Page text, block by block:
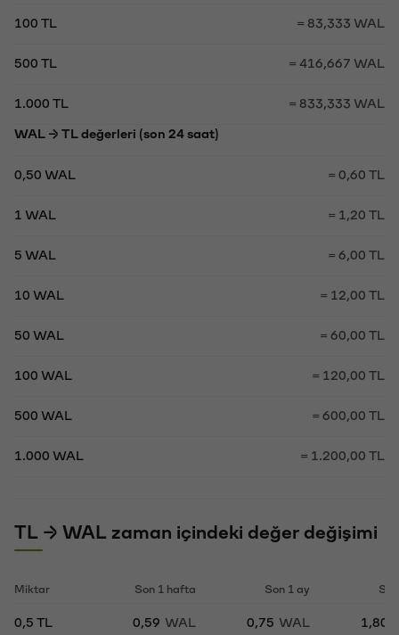
100 TL = 83,333 WAL
500 TL = 416,667 WAL
1.000 TL = 833,333 WAL
WAL → TL değerleri (son 24 saat)
0,50 WAL = 0,60 TL
1 WAL = 1,20 TL
5 WAL = 6,00 TL
10 WAL = 12,00 TL
50 WAL = 60,00 TL
100 WAL = 120,00 TL
500 WAL = 600,00 TL
1.000 WAL = 1.200,00 TL
TL → WAL zaman içindeki değer değişimi
Miktar Son 1 hafta Son 1 ay
0,5 TL 0,59 WAL 0,75 WAL 1,80